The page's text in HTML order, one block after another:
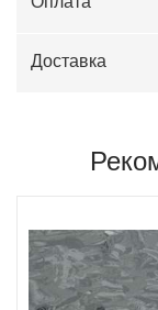
Доставка